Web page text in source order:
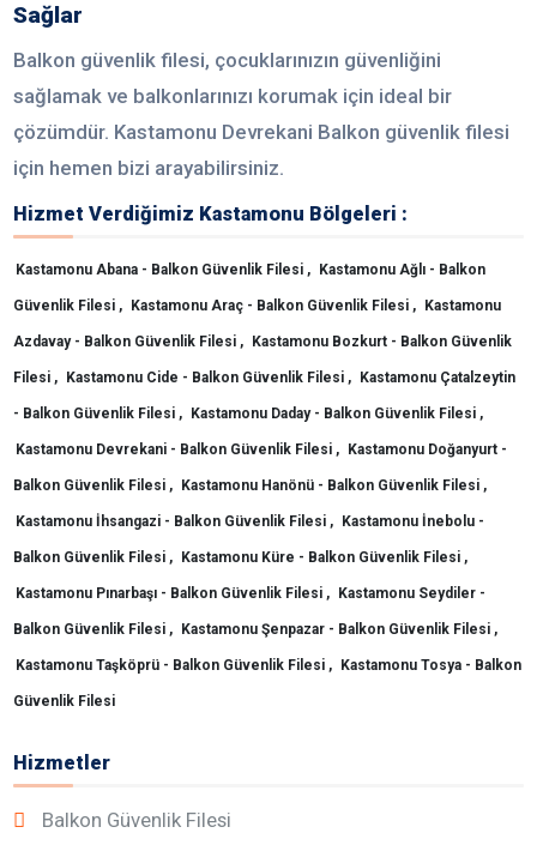
Sağlar
Balkon güvenlik filesi, çocuklarınızın güvenliğini
sağlamak ve balkonlarınızı korumak için ideal bir
çözümdür. Kastamonu Devrekani Balkon güvenlik filesi
için hemen bizi arayabilirsiniz.
Hizmet Verdiğimiz Kastamonu Bölgeleri :
Kastamonu Abana - Balkon Güvenlik Filesi , Kastamonu Ağlı - Balkon
Güvenlik Filesi , Kastamonu Araç - Balkon Güvenlik Filesi , Kastamonu
Azdavay - Balkon Güvenlik Filesi , Kastamonu Bozkurt - Balkon Güvenlik
Filesi , Kastamonu Cide - Balkon Güvenlik Filesi , Kastamonu Çatalzeytin
- Balkon Güvenlik Filesi , Kastamonu Daday - Balkon Güvenlik Filesi ,
Kastamonu Devrekani - Balkon Güvenlik Filesi , Kastamonu Doğanyurt -
Balkon Güvenlik Filesi , Kastamonu Hanönü - Balkon Güvenlik Filesi ,
Kastamonu İhsangazi - Balkon Güvenlik Filesi , Kastamonu İnebolu -
Balkon Güvenlik Filesi , Kastamonu Küre - Balkon Güvenlik Filesi ,
Kastamonu Pınarbaşı - Balkon Güvenlik Filesi , Kastamonu Seydiler -
Balkon Güvenlik Filesi , Kastamonu Şenpazar - Balkon Güvenlik Filesi ,
Kastamonu Taşköprü - Balkon Güvenlik Filesi , Kastamonu Tosya - Balkon
Güvenlik Filesi
Hizmetler
Balkon Güvenlik Filesi